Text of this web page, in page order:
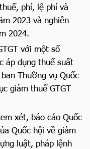
phí, lệ phí và
2023 và nghiên
2024.
với một số
áp dụng thuế suất
Thường vụ Quốc
giảm thuế GTGT
xét, báo cáo Quốc
Quốc hội về giảm
luật, pháp lệnh